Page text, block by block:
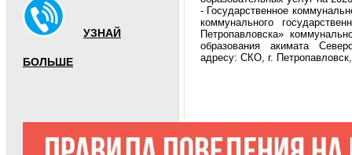
УЗНАЙ
БОЛЬШЕ
- Государственное
коммунального
Петропавловска»
образования акимата
адресу: СКО, г.